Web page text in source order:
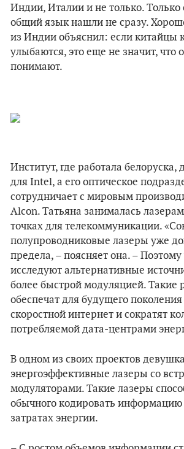
Индии, Италии и не только. Только
общий язык нашли не сразу.
из Индии объяснил: если китайцы
улыбаются, это еще не значит, что
понимают.
Институт, где работала белоруска,
для Intel, а его оптическое
сотрудничает с мировым
Alcon. Татьяна занималась
точках для телекоммуникации.
полупроводниковые лазеры уже
предела, – поясняет она. –
исследуют альтернативные
более быстрой модуляцией. Такие
обеспечат для будущего поколения
скоростной интернет и сократят
потребляемой дата-центрами
В одном из своих проектов
энергоэффективные лазеры со
модуляторами. Такие лазеры
обычного кодировать
затратах энергии.